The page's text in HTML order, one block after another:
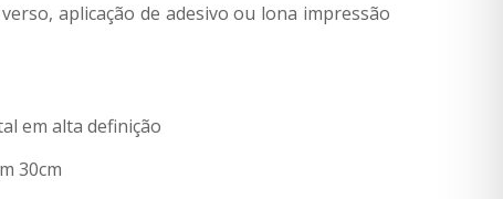
aplicação de adesivo ou lona impressão
em alta definição
30cm